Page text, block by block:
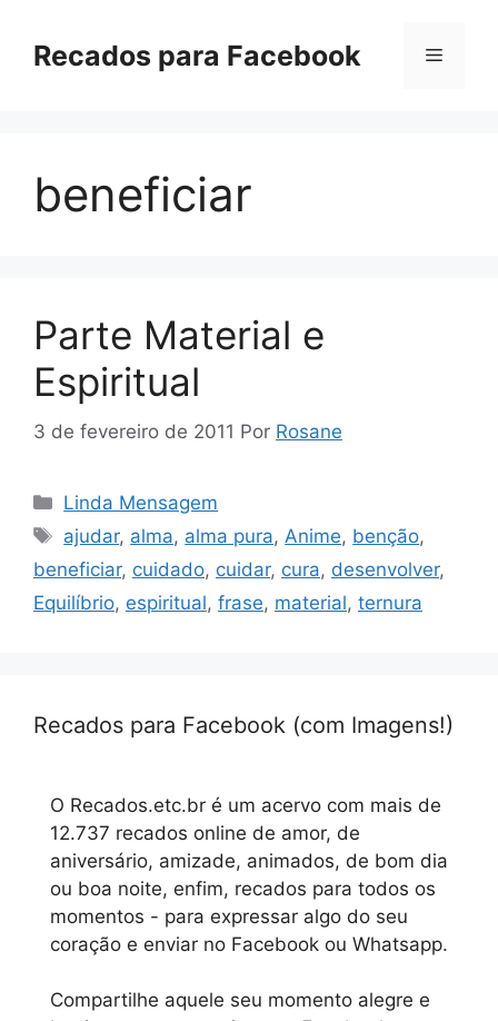
paraRecados para Facebook Menu
beneficiar
Parte Material e
Espiritual
3 de fevereiro de 2011 Por Rosane
Categorias
Linda Mensagem
Tags
ajudar, alma, alma pura, Anime, benção,
beneficiar, cuidado, cuidar, cura, desenvolver,
Equilíbrio, espiritual, frase, material, ternura
Recados para Facebook (com Imagens!)
O Recados.etc.br é um acervo com mais de
12.737 recados online de amor, de
aniversário, amizade, animados, de bom dia
ou boa noite, enfim, recados para todos os
momentos - para expressar algo do seu
coração e enviar no Facebook ou Whatsapp.
Compartilhe aquele seu momento alegre e